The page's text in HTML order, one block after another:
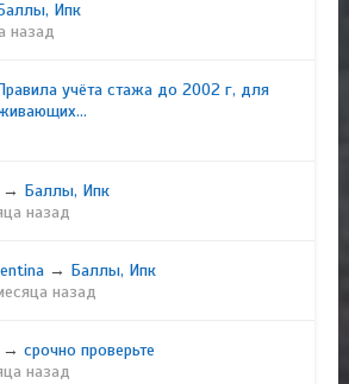
Ипк
назад
учёта стажа до 2002 г, для
Баллы, Ипк
назад
→ Баллы, Ипк
назад
срочно проверьте
назад